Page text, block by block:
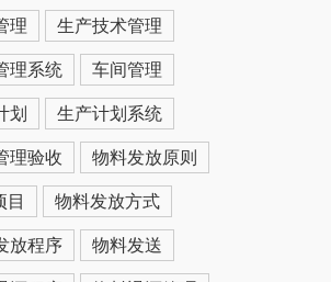
理 生产技术管理
理系统 车间管理
划 生产计划系统
理验收 物料发放原则
目 物料发放方式
放程序 物料发送